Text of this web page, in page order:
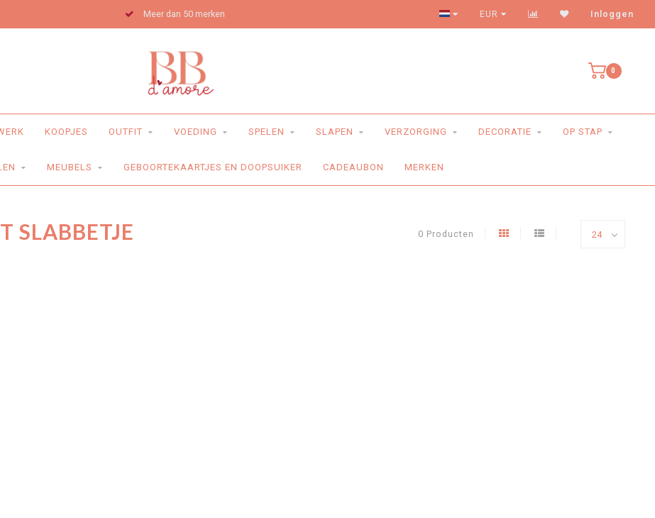
Meer dan 50 merken Levering aan huis
EUR Inloggen
0
KOOPJES OUTFIT VOEDING SPELEN SLAPEN VERZORGING DECORATIE OP STAP
MEUBELS GEBOORTEKAARTJES EN DOOPSUIKER CADEAUBON MERKEN
SLABBETJE 0 Producten